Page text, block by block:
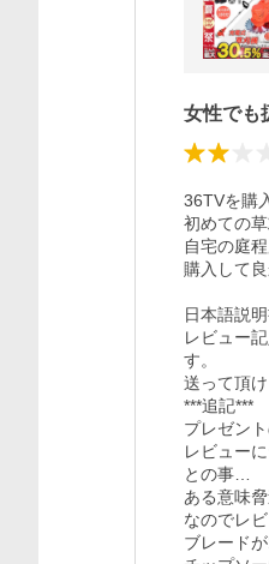
女性でも
36TVを購
初めての
自宅の庭
購入して良
日本語説
レビュー
す。
送って頂
***追記***
プレゼン
レビュー
との事…
ある意味
なのでレ
ブレード